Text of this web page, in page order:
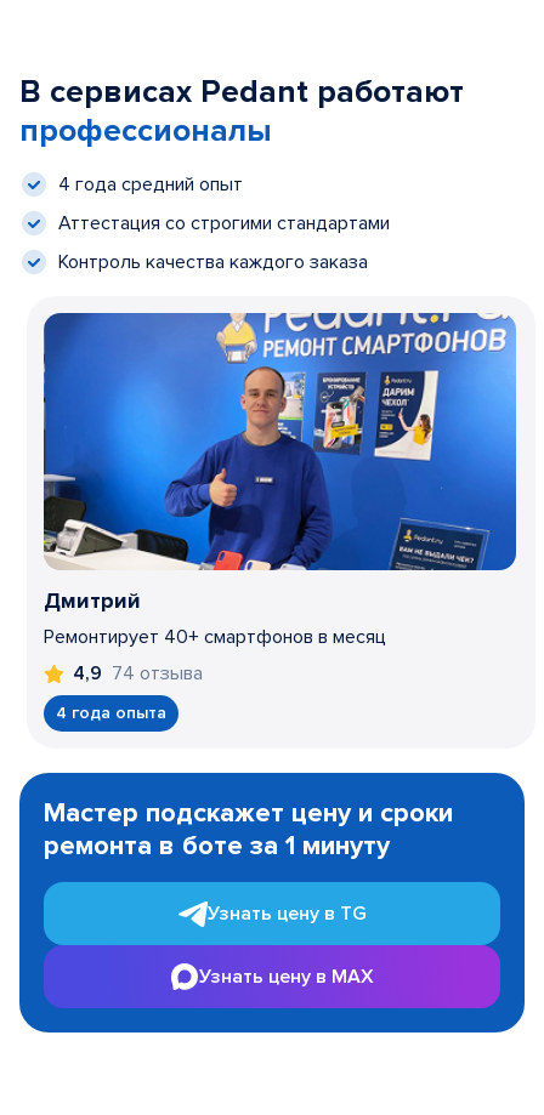
В сервисах Pedant работают
профессионалы
4 года средний опыт
Аттестация со строгими стандартами
Контроль качества каждого заказа
Дмитрий
Ремонтирует 40+ смартфонов в месяц
4,9 74 отзыва
4 года опыта
1
Мастер подскажет цену и сроки
ремонта в боте за 1 минуту
Узнать цену в TG
Узнать цену в MAX